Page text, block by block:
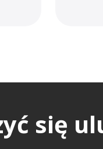
się